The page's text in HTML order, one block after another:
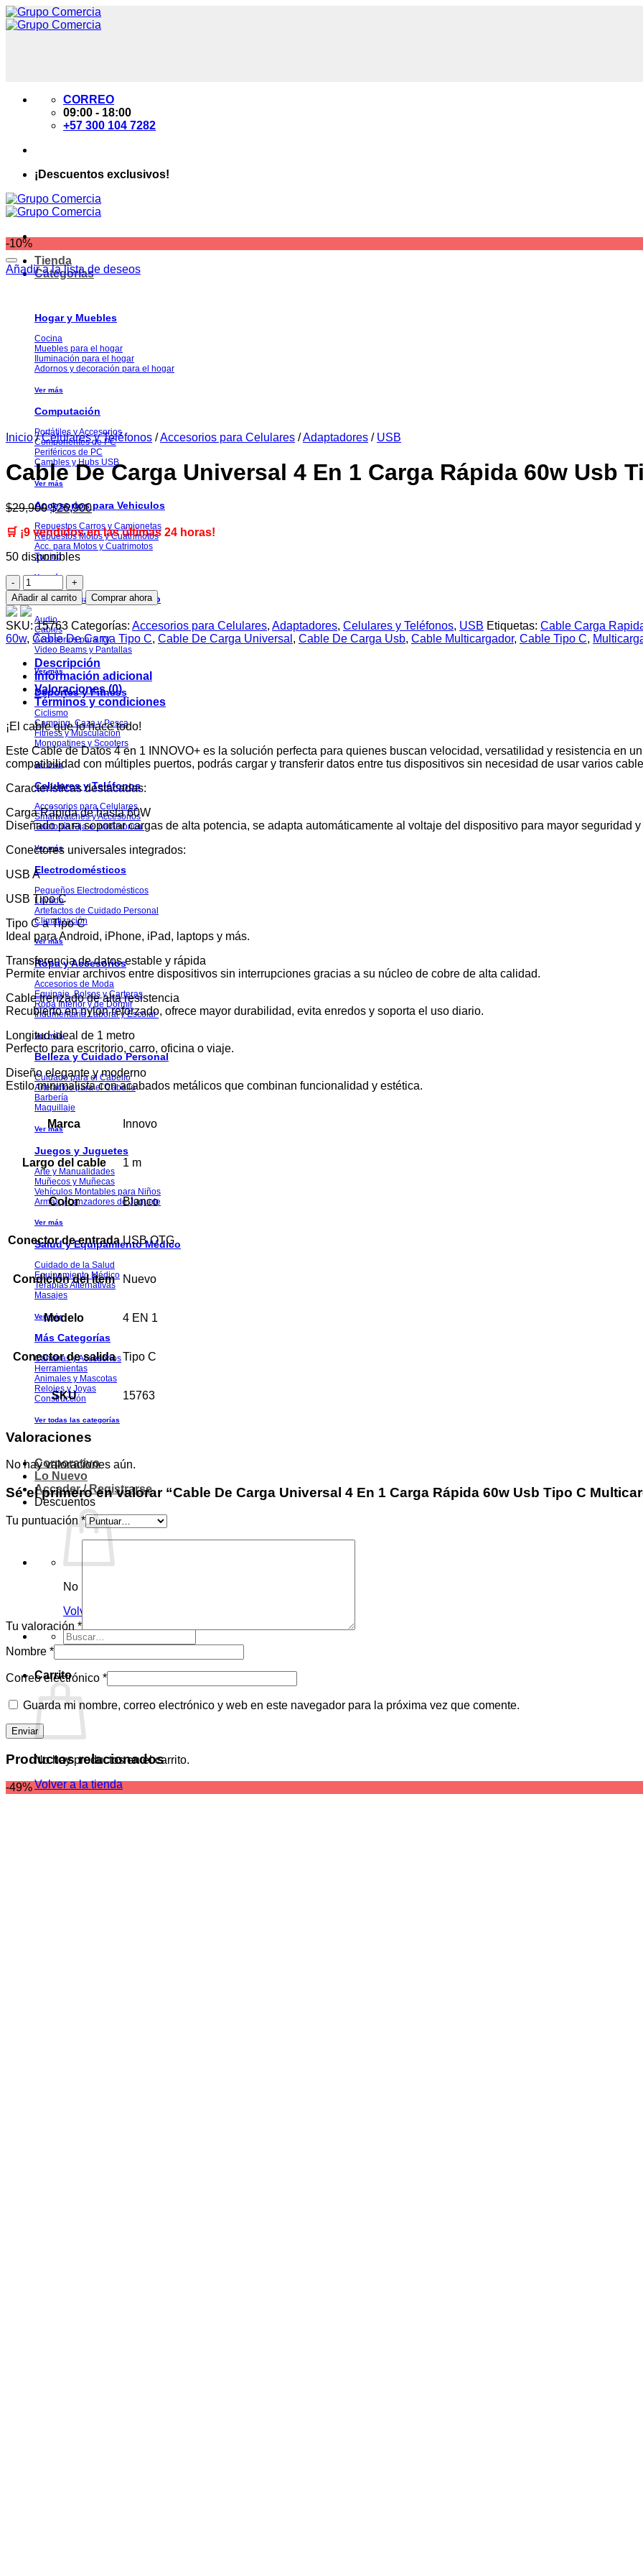
Saltar
al
CORREO
09:00 - 18:00
+57 300 104 7282
¡Descuentos exclusivos!
Tienda
Categorías
Hogar y Muebles
Cocina
Muebles para el hogar
Iluminación para el hogar
Adornos y decoración para el hogar
Ver más
Computación
Portátiles y Accesorios
Componentes de PC
Periféricos de PC
Cambles y Hubs USB
Ver más
Accesorios para Vehiculos
Repuestos Carros y Camionetas
Repuestos Motos y Cuatrimotos
Acc. para Motos y Cuatrimotos
Tuning
Ver más
Electrónica Audio y Video
Audio
Cables
Accesorios para TV
Video Beams y Pantallas
Ver más
Deportes y Fitness
Ciclismo
Camping, Caza y Pesca
Fitness y Musculación
Monopatines y Scooters
Ver más
Celulares y Teléfonos
Accesorios para Celulares
Smartwatches y Accesorios
Telefonía Fija e Inalámbrica
Ver más
Electrodomésticos
Pequeños Electrodomésticos
Lavado
Artefactos de Cuidado Personal
Climatización
Ver más
Ropa y Accesorios
Accesorios de Moda
Equipaje, Bolsos y Carteras
Ropa Interior y de Dormir
Indumentaria Laboral y Escolar
Ver más
Belleza y Cuidado Personal
Cuidado para el Cabello
Artefactos para el Cabello
Barbería
Maquillaje
Ver más
Juegos y Juguetes
Arte y Manualidades
Muñecos y Muñecas
Vehículos Montables para Niños
Armas y Lanzadores de Juguete
Ver más
Salud y Equipamiento Médico
Cuidado de la Salud
Equipamiento Médico
Terapias Alternativas
Masajes
Ver más
Más Categorías
Cámaras y Accesorios
Herramientas
Animales y Mascotas
Relojes y Joyas
Construcción
Ver todas las categorías
Corporativo
Lo Nuevo
Acceder / Registrarse
Descuentos
No hay productos en el carrito.
Volver a la tienda
Buscar
por:
Carrito
No hay productos en el carrito.
Volver a la tienda
-10%
Añadir a la lista de deseos
Inicio / Celulares y Teléfonos /Accesorios para Celulares /Adaptadores / USB
Cable De Carga Universal 4 En 1 Carga Rápida 60w Usb
$29,900El
precio
original
era:
$29,900.
$26,900El
precio
actual
es:
🛒 ¡9 vendidos en las últimas 24 horas!
50 disponibles
Cable
De
Carga
Universal
4
En
Carga
Rápida
60w
Usb
Tipo
Multicargador
cantidad
Añadir al carrito Comprar ahora
SKU:15763 Categorías: Accesorios para Celulares, Adaptadores, Celulares y Teléfonos, USB Etiquetas: Cable Carga
60w, Cable De Carga Tipo C, Cable De Carga Universal , Cable De Carga Usb, Cable Multicargador, Cable Tipo C,
Descripción
Información adicional
Valoraciones (0)
Términos y condiciones
¡El cable que lo hace todo!
Este Cable de Datos 4 en 1 INNOVO+ es la solución perfecta para quienes buscan velocidad, versatilidad y resistencia en
compatibilidad con múltiples puertos, podrás cargar y transferir datos entre tus dispositivos sin necesidad de usar varios
Características destacadas:
Carga Rápida de hasta 60W
Diseñado para soportar cargas de alta potencia, se adapta automáticamente al voltaje del dispositivo para mayor seguridad
Conectores universales integrados:
USB A
USB Tipo C
Tipo C a Tipo C
Ideal para Android, iPhone, iPad, laptops y más.
Transferencia de datos estable y rápida
Permite enviar archivos entre dispositivos sin interrupciones gracias a su núcleo de cobre de alta calidad.
Cable trenzado de alta resistencia
Recubierto en nylon reforzado, ofrece mayor durabilidad, evita enredos y soporta el uso diario.
Longitud ideal de 1 metro
Perfecto para escritorio, carro, oficina o viaje.
Diseño elegante y moderno
Estilo minimalista con acabados metálicos que combinan funcionalidad y estética.
Marca Innovo
Largo del cable 1 m
Color Blanco
Conector de entrada USB OTG
Condición del ítem Nuevo
Modelo 4 EN 1
Conector de salida Tipo C
SKU 15763
Valoraciones
No hay valoraciones aún.
Sé el primero en valorar “Cable De Carga Universal 4 En 1 Carga Rápida 60w Usb Tipo C
Tu puntuación*
Tu valoración *
Nombre *
Correo electrónico *
Guarda mi nombre, correo electrónico y web en este navegador para la próxima vez que comente.
Productos relacionados
-49%